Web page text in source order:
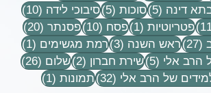
דינה (5) 5 פוסטיםסוכות (5) 5 פוסטיםסיבוכי לידה (10)
10 פוסטים
11 פוסטים
פטריוטיות (1) פוסט 1
פסח (10) 10 פוסטים
פסנתר (20)
20 פוסטים
(27) 27 פוסטים
ראש השנה (3) 3 פוסטיםרמת מגשימים (1)
פוסט 1
הרב אלי (5) 5 פוסטיםשירת חברון (2) 2 פוסטיםשלום (26)
26 פוסטים
של הרב אלי (32) 32 פוסטים
תמונות (1)
פוסט 1